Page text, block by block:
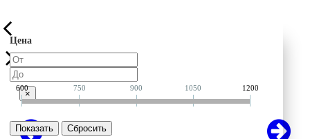
×
Цена
600 750 900 1050 1200
Показать